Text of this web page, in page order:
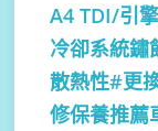
A4 TDI/引
冷卻系統鏽
散熱性#更
修保養推薦